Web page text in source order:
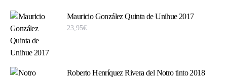
Mauricio González Quinta de Unihue 2017
23,95€
Roberto Henríquez Rivera del Notro tinto 2018